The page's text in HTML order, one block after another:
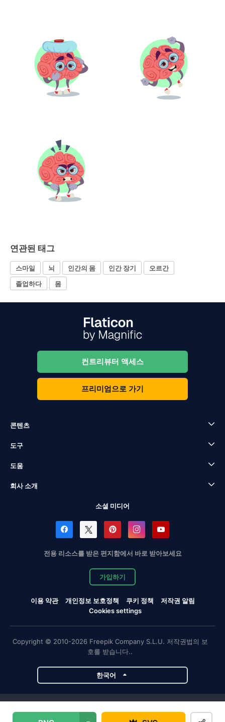
연관된 태그
스마일 뇌 인간의 몸 인간 장기
오르간
졸업하다
몸
컨트리뷰터 액세스
프리미엄으로 가기
콘텐츠
도구
도움
회사 소개
소셜 미디어
전용 리소스를 받은 편지함에서 바로 받아보세요
가입하기
이용 약관 개인정보 보호정책 쿠키 정책
저작권 알림
Cookies settings
Copyright © 2010-2026 Freepik Company S.L.U. 저작권법의 보
호를 받습니다..
한국어